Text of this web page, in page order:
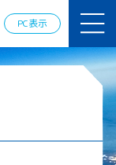
PC表示